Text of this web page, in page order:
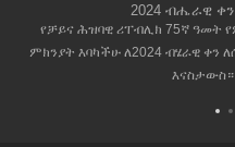
2024 ብሔራዊ
የቻይና ሕዝባዊ ሪፐብሊክ 75ኛ ዓመት
ምክንያት እባካችሁ ለ2024 ብሄራዊ ቀን
እናስታውስ።